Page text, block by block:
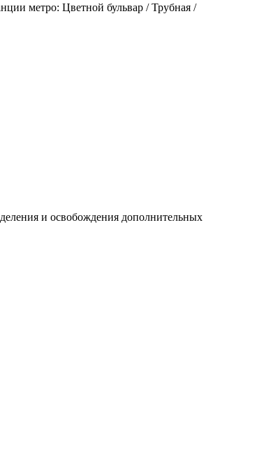
метро: Цветной бульвар / Трубная /
и освобождения дополнительных